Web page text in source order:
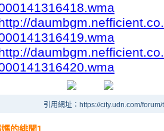
引用網址：https://city.udn.com/
的緋聞1